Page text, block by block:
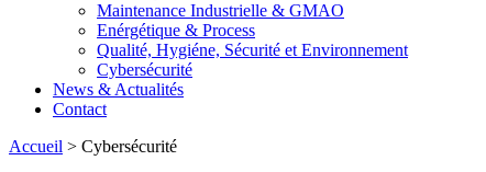
Maintenance Industrielle & GMAO
Enérgétique & Process
Qualité, Hygiéne, Sécurité et Environnement
Cybersécurité
News & Actualités
Contact
Accueil > Cybersécurité